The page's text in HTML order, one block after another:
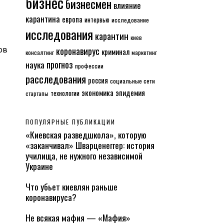
бизнесмен влияние
карантина европа интервью исследование
исследования карантин киев
консалтинг коронавирус криминал маркетинг
наука прогноз профессии
расследования россия социальные сети
стартапы технологии экономика эпидемия
ПОПУЛЯРНЫЕ ПУБЛИКАЦИИ
«Киевская разведшкола», которую
«заканчивал» Шварценеггер: история
училища, не нужного независимой
Украине
Что убьет киевлян раньше
коронавируса?
Не всякая мафия — «Мафия»